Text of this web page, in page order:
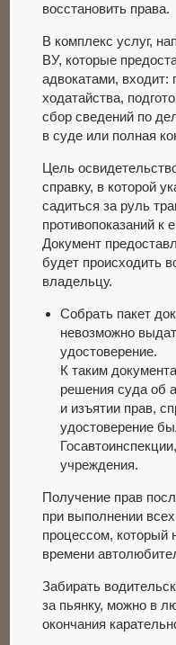
восстановить права.
В комплекс услуг,
ВУ, которые
адвокатами, входит:
ходатайства,
сбор сведений по
в суде или полная
Цель
справку, в которой
садиться за руль
противопоказаний к
Документ
будет происходить
владельцу.
Собрать пакет
невозможно
удостоверение.
К таким
решения суда об
и изъятии прав,
удостоверение
учреждения.
Получение прав
при выполнении
процессом, который
времени
Забирать
за пьянку, можно в
окончания